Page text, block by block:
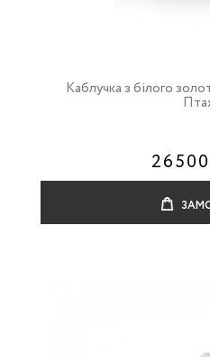
Каблучка з білого